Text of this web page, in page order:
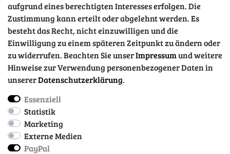
Impressum
Barrierefreiheitserklärung
aufgrund eines berechtigten Interesses erfolgen. Die
Zustimmung kann erteilt oder abgelehnt werden. Es
besteht das Recht, nicht einzuwilligen und die
Einwilligung zu einem späteren Zeitpunkt zu ändern oder
zu widerrufen. Beachten Sie unserImpressumund weitere
Hinweise zur Verwendung personenbezogener Daten in
unsererDaten­schutz­erklärung.
Essenziell
Statistik
Marketing
Externe Medien
PayPal